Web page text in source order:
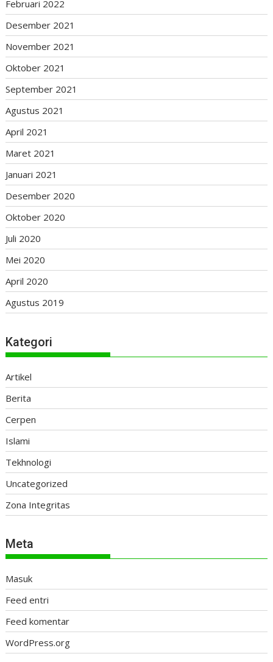
Februari 2022
Desember 2021
November 2021
Oktober 2021
September 2021
Agustus 2021
April 2021
Maret 2021
Januari 2021
Desember 2020
Oktober 2020
Juli 2020
Mei 2020
April 2020
Agustus 2019
Kategori
Artikel
Berita
Cerpen
Islami
Tekhnologi
Uncategorized
Zona Integritas
Meta
Masuk
Feed entri
Feed komentar
WordPress.org